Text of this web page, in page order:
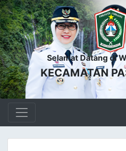
Selamat Datang di
KECAMATAN